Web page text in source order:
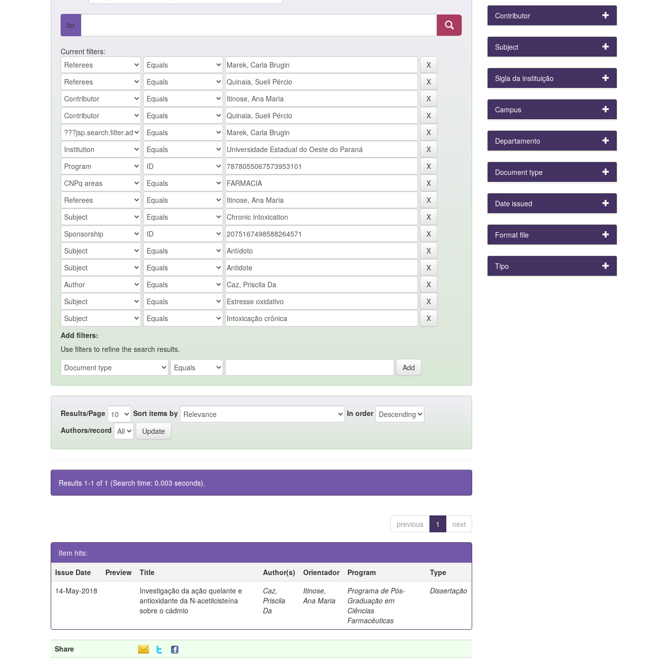
for
Current filters:
Add filters:
Use filters to refine the search results.
Results/Page Sort items by
In order
Authors/record
Results 1-1 of 1 (Search time: 0.003 seconds).
previous 1 next
Item hits:
Issue Date
Preview Title Author(s) Orientador Program
Type
14-May-2018
Investigação da ação quelante e
antioxidante da N-acetilcisteína
sobre o cádmio
Caz,
Priscila
Da
Itinose,
Ana Maria
Programa de Pós-
Graduação em
Ciências
Farmacêuticas
Dissertação
Share
Contributor
Subject
Sigla da instituição
Campus
Departamento
Document type
Date issued
Format file
Tipo